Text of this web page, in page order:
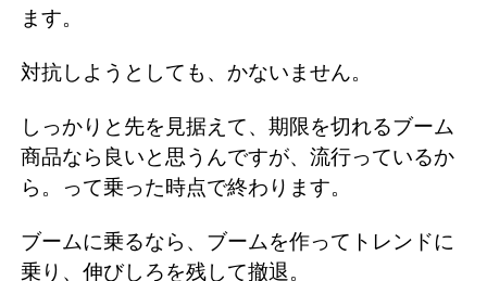
ます。
対抗しようとしても、かないません。
しっかりと先を見据えて、期限を切れるブーム
商品なら良いと思うんですが、流行っているか
ら。って乗った時点で終わります。
ブームに乗るなら、ブームを作ってトレンドに
乗り、伸びしろを残して撤退。